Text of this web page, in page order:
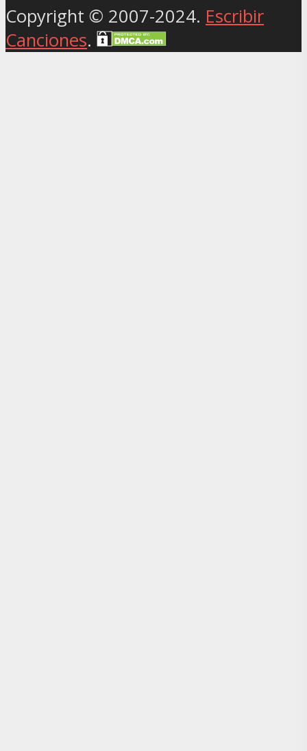
Copyright © 2007-2024. Escribir
Canciones.